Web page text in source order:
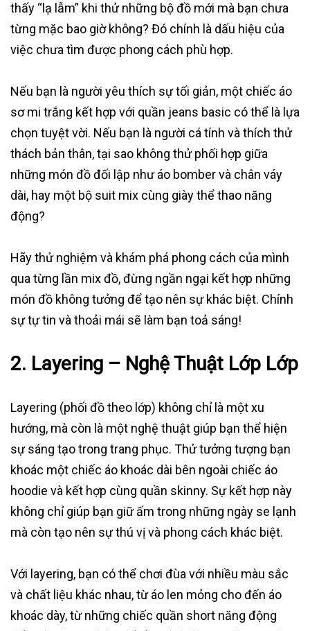
thấy “lạ lẫm” khi thử những bộ đồ mới mà bạn chưa
từng mặc bao giờ không? Đó chính là dấu hiệu của
việc chưa tìm được phong cách phù hợp.
Nếu bạn là người yêu thích sự tối giản, một chiếc áo
sơ mi trắng kết hợp với quần jeans basic có thể là lựa
chọn tuyệt vời. Nếu bạn là người cá tính và thích thử
thách bản thân, tại sao không thử phối hợp giữa
những món đồ đối lập như áo bomber và chân váy
dài, hay một bộ suit mix cùng giày thể thao năng
động?
Hãy thử nghiệm và khám phá phong cách của mình
qua từng lần mix đồ, đừng ngần ngại kết hợp những
món đồ không tưởng để tạo nên sự khác biệt. Chính
sự tự tin và thoải mái sẽ làm bạn toả sáng!
2. Layering – Nghệ Thuật Lớp Lớp
Layering (phối đồ theo lớp) không chỉ là một xu
hướng, mà còn là một nghệ thuật giúp bạn thể hiện
sự sáng tạo trong trang phục. Thử tưởng tượng bạn
khoác một chiếc áo khoác dài bên ngoài chiếc áo
hoodie và kết hợp cùng quần skinny. Sự kết hợp này
không chỉ giúp bạn giữ ấm trong những ngày se lạnh
mà còn tạo nên sự thú vị và phong cách khác biệt.
Với layering, bạn có thể chơi đùa với nhiều màu sắc
và chất liệu khác nhau, từ áo len mỏng cho đến áo
khoác dày, từ những chiếc quần short năng động